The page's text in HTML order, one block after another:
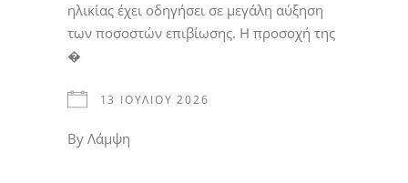
ηλικίας έχει οδηγήσει σε μεγάλη αύξηση
των ποσοστών επιβίωσης. Η προσοχή της
�
13 ΙΟΥΛΊΟΥ 2026
By Λάμψη